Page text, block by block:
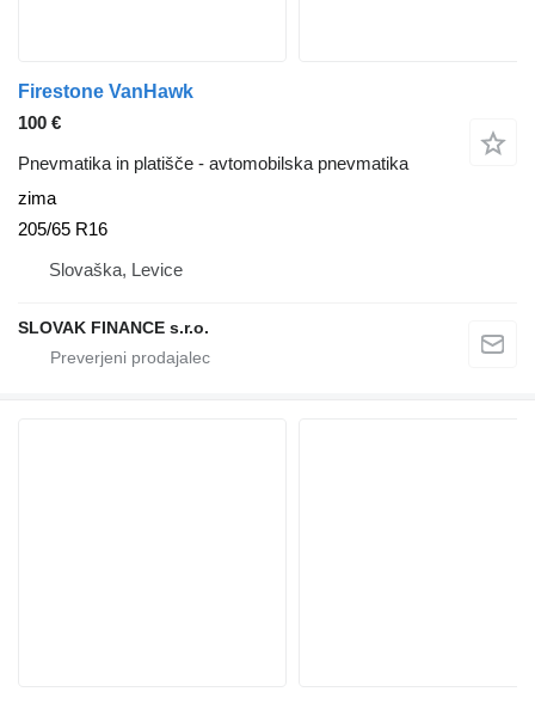
Firestone VanHawk
100 €
Pnevmatika in platišče - avtomobilska pnevmatika
zima
205/65 R16
Slovaška, Levice
SLOVAK FINANCE s.r.o.